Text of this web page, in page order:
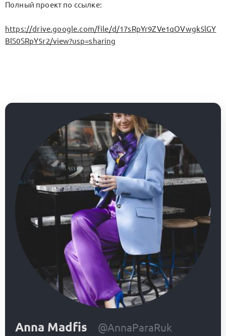
Полный проект по ссылке:
https://drive.google.com/file/d/17sRpYr9ZVe1qOVwgk5lGY
BlS0SRpY5r2/view?usp=sharing
Anna Madfis @AnnaParaRuk